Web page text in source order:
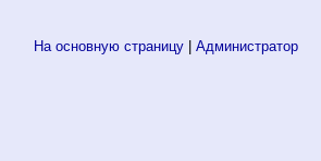
На основную страницу Администратор